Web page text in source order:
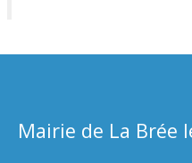
Mairie de La Brée